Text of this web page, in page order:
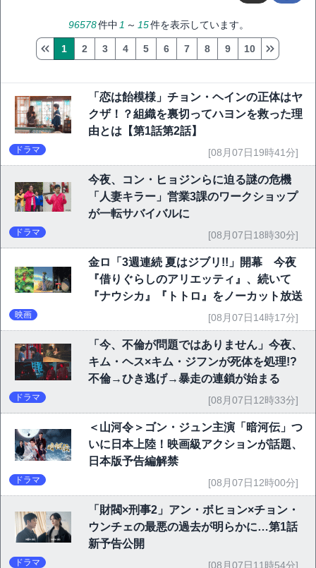
96578件中 1 ～ 15件を表示しています。
1 2 3 4 5 6 7 8 9 10
「恋は飴模様」チョン・ヘインの正体はヤ
クザ！？組織を裏切ってハヨンを救った理
由とは【第1話第2話】
ドラマ [08月07日19時41分]
今夜、コン・ヒョジンらに迫る謎の危機
「人妻キラー」営業3課のワークショップ
が一転サバイバルに
ドラマ [08月07日18時30分]
金ロ「3週連続 夏はジブリ!!」開幕 今夜
『借りぐらしのアリエッティ』、続いて
『ナウシカ』『トトロ』をノーカット放送
映画 [08月07日14時17分]
「今、不倫が問題ではありません」今夜、
キム・ヘス×キム・ジフンが死体を処理!?
不倫→ひき逃げ→暴走の連鎖が始まる
ドラマ [08月07日12時33分]
＜山河令＞ゴン・ジュン主演「暗河伝」つ
いに日本上陸！映画級アクションが話題、
日本版予告編解禁
ドラマ [08月07日12時00分]
「財閥×刑事2」アン・ボヒョン×チョン・
ウンチェの最悪の過去が明らかに…第1話
新予告公開
ドラマ [08月07日11時54分]